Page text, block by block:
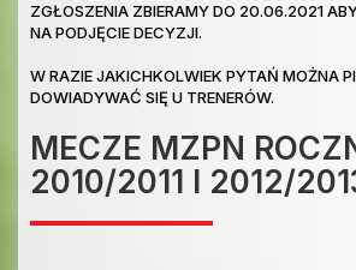
ZGŁOSZENIA ZBIERAMY DO 20.06.2021
NA PODJĘCIE DECYZJI.
W RAZIE JAKICHKOLWIEK PYTAŃ MOŻNA
DOWIADYWAĆ SIĘ U TRENERÓW.
MECZE MZPN
2010/2011 I 2012/